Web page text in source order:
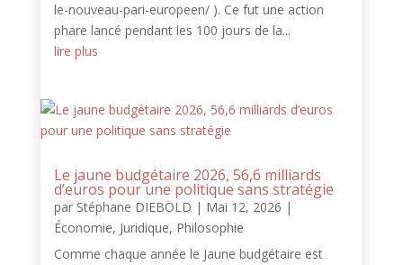
le-nouveau-pari-europeen/ ). Ce fut une action
phare lancé pendant les 100 jours de la...
lire plus
Le jaune budgétaire 2026, 56,6 milliards
d’euros pour une politique sans stratégie
par Stéphane DIEBOLD | Mai 12, 2026 |
Économie, Juridique, Philosophie
Comme chaque année le Jaune budgétaire est